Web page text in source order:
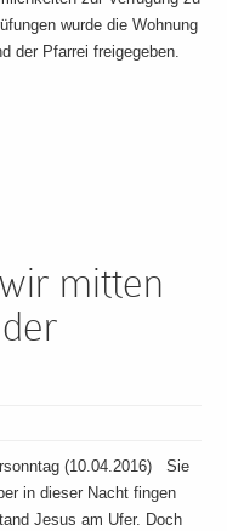
wurde die Wohnung
der Pfarrei freigegeben.
mitten
(10.04.2016) Sie
in dieser Nacht fingen
Jesus am Ufer. Doch